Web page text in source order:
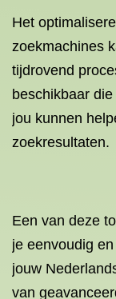
Het
zoekmachines
tijdrovend
beschikbaar
jou kunnen
zoekresultaten.
Een van deze
je eenvoudig
jouw
van